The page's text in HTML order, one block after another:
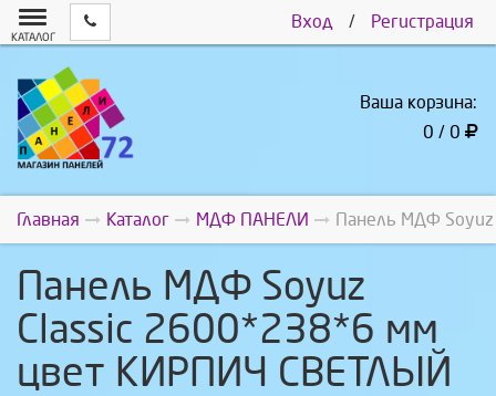
Вход / Регистрация
КАТАЛОГ
Ваша корзина:
0 / 0
Главная Каталог МДФ ПАНЕЛИ Панель МДФ
Панель МДФ Soyuz
Classic 2600*238*6 мм
цвет КИРПИЧ СВЕТЛЫЙ